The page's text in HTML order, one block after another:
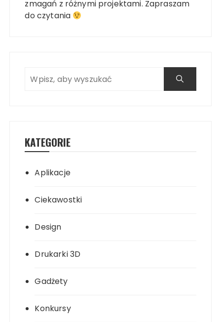
zmagań z różnymi projektami. Zapraszam
do czytania
KATEGORIE
Aplikacje
Ciekawostki
Design
Drukarki 3D
Gadżety
Konkursy